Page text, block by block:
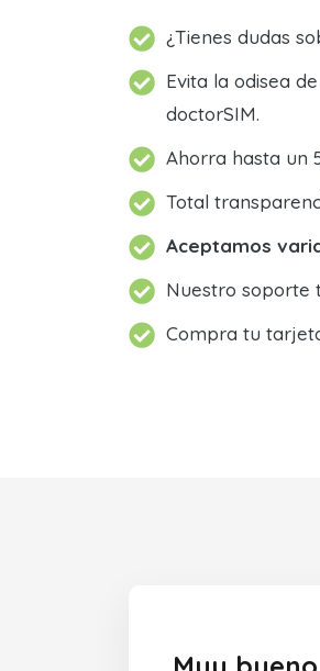
¿Tienes dudas
Evita la odisea
doctorSIM.
Ahorra hasta un
Total
Aceptamos
Nuestro soporte
Compra tu